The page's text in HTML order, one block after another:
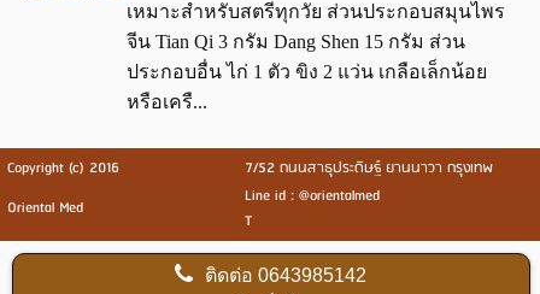
เหมาะสำหรับสตรีทุกวัย ส่วนประกอบสมุนไพร
จีน Tian Qi 3 กรัม Dang Shen 15 กรัม ส่วน
ประกอบอื่น ไก่ 1 ตัว ขิง 2 แว่น เกลือเล็กน้อย
หรือเครื...
Copyright (c) 2016
7/52 ถนนสาธุประดิษฐ์ ยานนาวา กรุงเทพ
Oriental Med
Line id : @orientalmed
T
ติดต่อ0643985142